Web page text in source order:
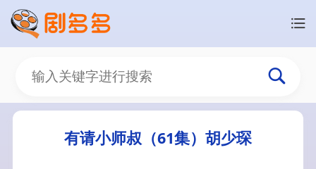
有请小师叔（61集）胡少琛